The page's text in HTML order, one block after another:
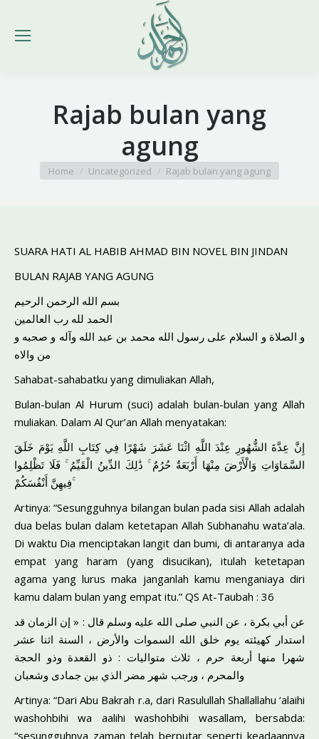
Rajab bulan yang
agung
You are here:
Home Uncategorized Rajab bulan yang agung
SUARA HATI AL HABIB AHMAD BIN NOVEL BIN JINDAN
BULAN RAJAB YANG AGUNG
بسم الله الرحمن الرحيم
الحمد لله رب العالمين
و الصلاة و السلام على رسول الله محمد بن عبد الله وآله و صحبه و
من والاه
Sahabat-sahabatku yang dimuliakan Allah,
Bulan-bulan Al Hurum (suci) adalah bulan-bulan yang Allah
muliakan. Dalam Al Qur’an Allah menyatakan:
إِنَّ عِدَّةَ الشُّهُورِ عِنْدَ اللَّهِ اثْنَا عَشَرَ شَهْرًا فِي كِتَابِ اللَّهِ يَوْمَ خَلَقَ
السَّمَاوَاتِ وَالْأَرْضَ مِنْهَا أَرْبَعَةٌ حُرُمٌ ۚ ذَٰلِكَ الدِّينُ الْقَيِّمُ ۚ فَلَا تَظْلِمُوا
فِيهِنَّ أَنْفُسَكُمْ ۚ
Artinya: “Sesungguhnya bilangan bulan pada sisi Allah adalah
dua belas bulan dalam ketetapan Allah Subhanahu wata’ala.
Di waktu Dia menciptakan langit dan bumi, di antaranya ada
empat yang haram (yang disucikan), itulah ketetapan
agama yang lurus maka janganlah kamu menganiaya diri
kamu dalam bulan yang empat itu.” QS At-Taubah : 36
عن أبي بكرة ، عن النبي صلى الله عليه وسلم قال : « إن الزمان قد
استدار كهيئته يوم خلق الله السموات والأرض ، السنة اثنا عشر
شهرا منها أربعة حرم ، ثلاث متواليات : ذو القعدة وذو الحجة
والمحرم ، ورجب شهر مضر الذي بين جمادى وشعبان
Artinya: “Dari Abu Bakrah r.a, dari Rasulullah Shallallahu ‘alaihi
washohbihi wa aalihi washohbihi wasallam, bersabda:
“sesungguhnya zaman telah berputar seperti keadaannya